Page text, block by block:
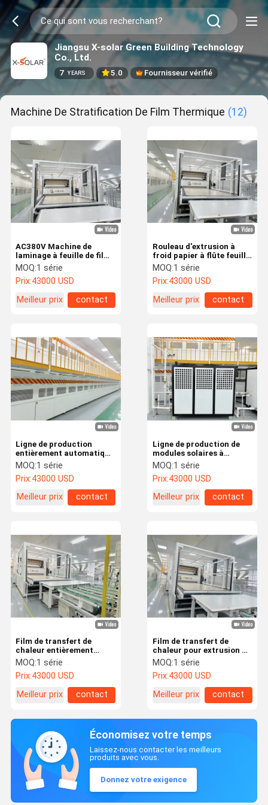
Jiangsu X-solar Green Building Technology
Co., Ltd.
7 YEARS 5.0 Fournisseur vérifié
Machine De Stratification De Film Thermique (12)
AC380V Machine de
laminage à feuille de film
thermique à feuille de
papier à rouleau semi-
automatique à chaud
MOQ:1 série
Prix:43000 USD
Meilleur prix
contact
Rouleau d'extrusion à
froid papier à flûte feuille
de film thermique presse
à chaud ligne de
production de module
solaire à sec machine à
stratifier les carreaux
MOQ:1 série
Prix:43000 USD
Meilleur prix
contact
Ligne de production
entièrement automatique
de rouleaux de papier à
flûte, feuille de film
thermique, pressage à
chaud, séchage du
module solaire
MOQ:1 série
Prix:43000 USD
Meilleur prix
contact
Ligne de production de
modules solaires à
pression chaude à sec
pour la stratification de
cartes molles
MOQ:1 série
Prix:43000 USD
Meilleur prix
contact
Film de transfert de
chaleur entièrement
automatique papier à
rouleaux à flûte feuille de
film thermique pressage à
chaud séchage du module
solaire ligne de
production machine de
MOQ:1 série
Prix:43000 USD
Meilleur prix
contact
Film de transfert de
chaleur pour extrusion à
froid en rouleau papier de
flûte feuille de film
thermique pressage à
chaud ligne de
production de module
MOQ:1 série
Prix:43000 USD
Meilleur prix
contact
Économisez votre temps
Laissez-nous contacter les meilleurs
produits avec vous.
Donnez votre exigence